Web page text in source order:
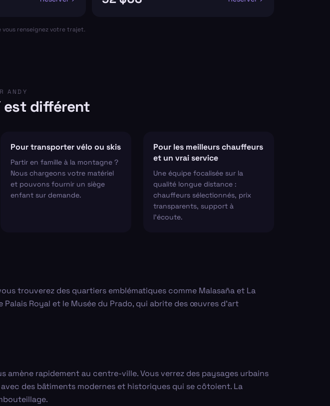
renseignez votre trajet.
ANDY
est différent
Pour transporter vélo ou skis
Partir en famille à la montagne ?
Nous chargeons votre matériel
et pouvons fournir un siège
enfant sur demande.
Pour les meilleurs chauffeurs
et un vrai service
Une équipe focalisée sur la
qualité longue distance :
chauffeurs sélectionnés, prix
transparents, support à
l'écoute.
trouverez des quartiers emblématiques comme Malasaña et La
Royal et le Musée du Prado, qui abrite des œuvres d'art
rapidement au centre-ville. Vous verrez des paysages urbains
des bâtiments modernes et historiques qui se côtoient. La